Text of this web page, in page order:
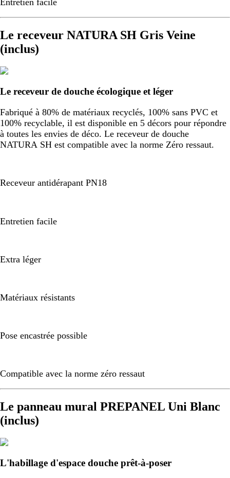
Entretien facile
Le receveur NATURA SH Gris Veine
(inclus)
Le receveur de douche écologique et léger
Fabriqué à 80% de matériaux recyclés, 100% sans PVC et
100% recyclable, il est disponible en 5 décors pour répondre
à toutes les envies de déco. Le receveur de douche
NATURA SH est compatible avec la norme Zéro ressaut.
Receveur antidérapant PN18
Entretien facile
Extra léger
Matériaux résistants
Pose encastrée possible
Compatible avec la norme zéro ressaut
Le panneau mural PREPANEL Uni Blanc
(inclus)
L'habillage d'espace douche prêt-à-poser